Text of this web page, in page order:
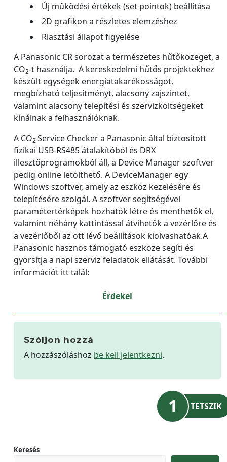
Új működési értékek (set pointok) beállítása
2D grafikon a részletes elemzéshez
Riasztási állapot figyelése
A Panasonic CR sorozat a természetes hűtőközeget, a
CO2-t használja. A kereskedelmi hűtős projektekhez
készült egységek energiatakarékosságot,
megbízható teljesítményt, alacsony zajszintet,
valamint alacsony telepítési és szervizköltségeket
kínálnak a felhasználóknak.
A CO2Service Checker a Panasonic által biztosított
fizikai USB-RS485 átalakítóból és DRX
illesztőprogramokból áll, a Device Manager szoftver
pedig online letölthető. A DeviceManager egy
Windows szoftver, amely az eszköz kezelésére és
telepítésére szolgál. A szoftver segítségével
paramétertérképek hozhatók létre és menthetők el,
valamint néhány kattintással átvihetők a vezérlőre és
a vezérlőből az ott lévő beállítások kiolvashatóak.A
Panasonic hasznos támogató eszköze segíti és
gyorsítja a napi szerviz feladatok ellátását. További
információt itt talál:
Érdekel
Szóljon hozzá
A hozzászóláshoz be kell jelentkezni.
1 TETSZIK
Keresés